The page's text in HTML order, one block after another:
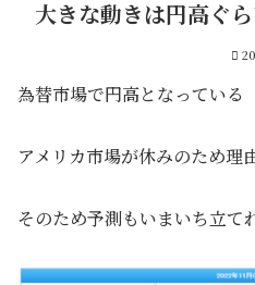
大きな動きは円高ぐ
為替市場で円高となっている
アメリカ市場が休みのため理
そのため予測もいまいち立て